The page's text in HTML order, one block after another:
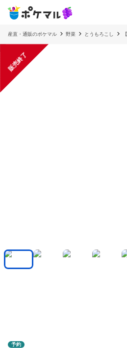
産直・通販のポケマル 野菜 とうもろこし
販売終了
予約